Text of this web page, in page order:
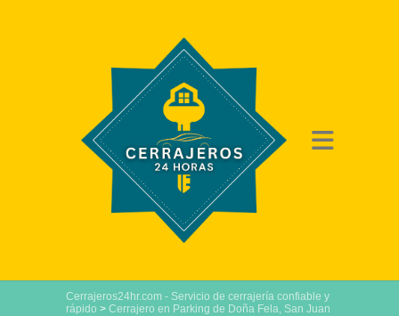
Cerrajeros24hr.com - Servicio de cerrajería confiable y
rápido > Cerrajero en Parking de Doña Fela, San Juan